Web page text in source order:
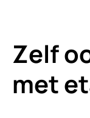
Zelf
met